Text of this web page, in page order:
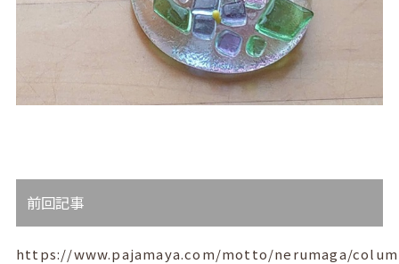
前回記事
https://www.pajamaya.com/motto/nerumaga/